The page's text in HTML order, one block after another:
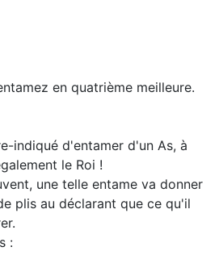
en quatrième meilleure.
indiqué d'entamer d'un As, à
le Roi !
une telle entame va donner
plis au déclarant que ce qu'il
: